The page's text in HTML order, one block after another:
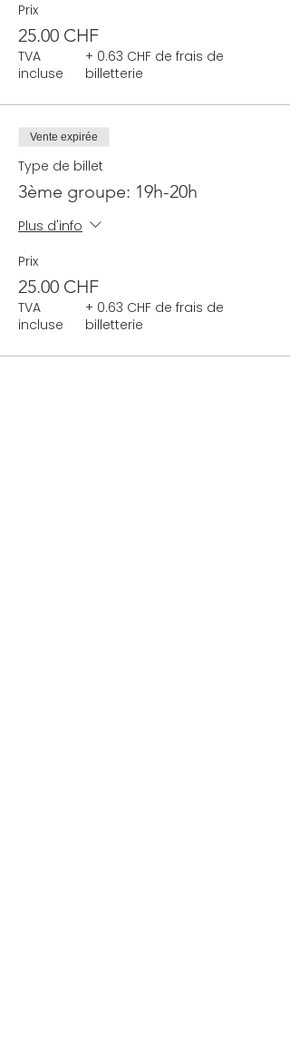
Prix
25.00 CHF
TVA
incluse
+ 0.63 CHF de frais de
billetterie
Vente expirée
Type de billet
3ème groupe: 19h-20h
Plus d'info
Prix
25.00 CHF
TVA
incluse
+ 0.63 CHF de frais de
billetterie